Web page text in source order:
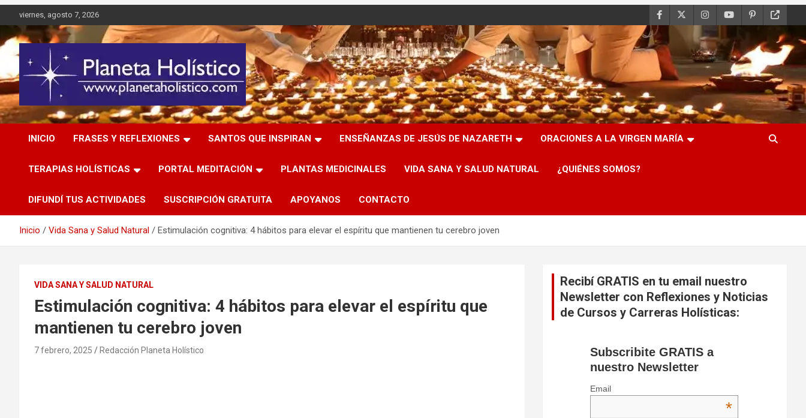
al
contenido
viernes, agosto 7, 2026
Planeta Holístico
Difusión de espiritualidad, terapias alternativas holísticas,
cursos, talleres y seminarios
INICIO
FRASES Y REFLEXIONES SANTOS QUE INSPIRAN ENSEÑANZAS DE JESÚS DE NAZARETH ORACIONES A LA VIRGEN MARÍA
TERAPIAS HOLÍSTICAS PORTAL MEDITACIÓN PLANTAS MEDICINALES VIDA SANA Y SALUD NATURAL ¿QUIÉNES SOMOS?
DIFUNDÍ TUS ACTIVIDADES SUSCRIPCIÓN GRATUITA APOYANOS CONTACTO
Inicio Vida Sana y Salud Natural Estimulación cognitiva: 4 hábitos para elevar el espíritu que mantienen tu cerebro joven
VIDA SANA Y SALUD NATURAL
Estimulación cognitiva: 4 hábitos para elevar el espíritu que
mantienen tu cerebro joven
7 febrero, 2025 Redacción Planeta Holístico
Recibí GRATIS en tu email nuestro
Newsletter con Reflexiones y Noticias
de Cursos y Carreras Holísticas:
Subscribite GRATIS a
nuestro Newsletter
Email
*